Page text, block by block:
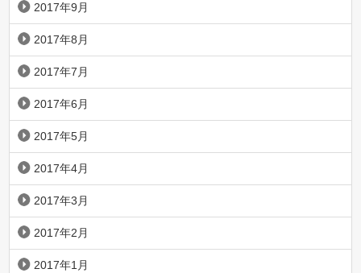
2017年9月
2017年8月
2017年7月
2017年6月
2017年5月
2017年4月
2017年3月
2017年2月
2017年1月